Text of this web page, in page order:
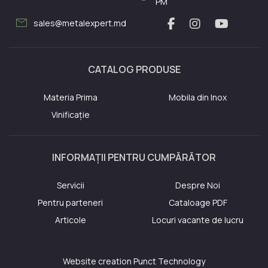
mail sales@metalexpert.md
CATALOG PRODUSE
Materia Prima
Mobila din Inox
Vinificație
INFORMAȚII PENTRU CUMPĂRĂTOR
Servicii
Despre Noi
Pentru parteneri
Cataloage PDF
Articole
Locuri vacante de lucru
Website creation Punct Technology